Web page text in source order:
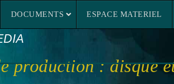
DOCUMENTS ESPACE
production : disque
DOCUMENTS ESPACE MATERIEL